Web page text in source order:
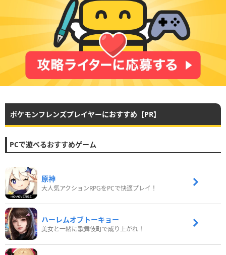
ポケモンフレンズプレイヤーにおすすめ【PR】
PCで遊べるおすすめゲーム
原神
大人気アクションRPGをPCで快適プレイ！
ハーレムオブトーキョー
美女と一緒に歌舞伎町で成り上がれ！